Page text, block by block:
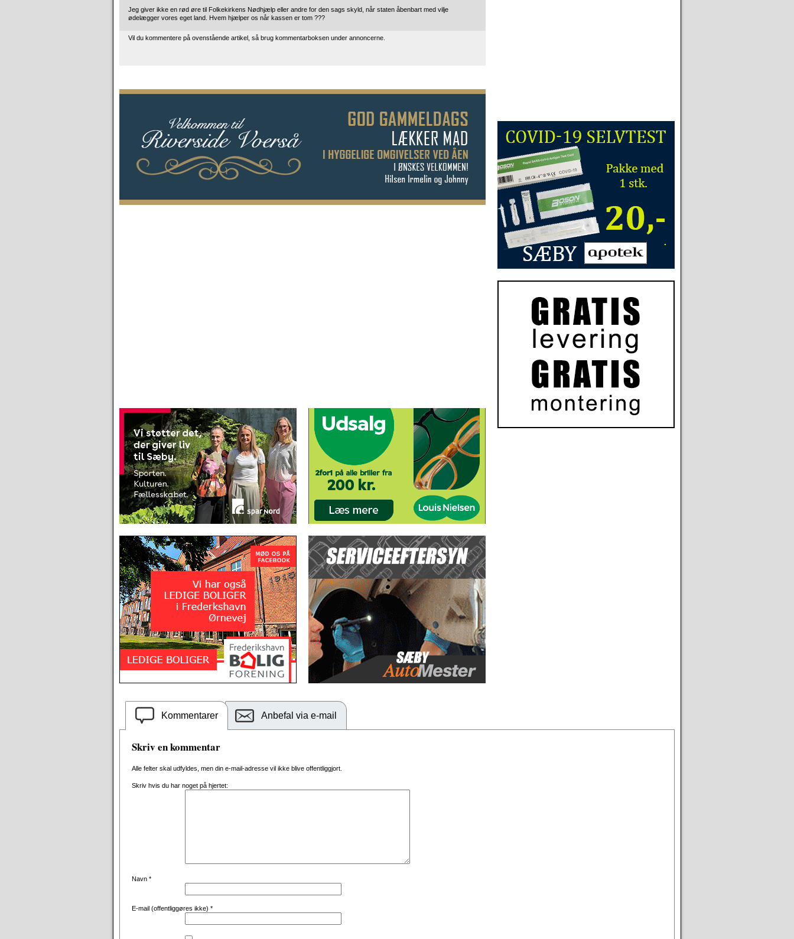
Jeg giver ikke en rød øre til Folkekirkens Nødhjælp eller andre for den sags skyld, når staten åbenbart med vilje
ødelægger vores eget land. Hvem hjælper os når kassen er tom ???
Vil du kommentere på ovenstående artikel, så brug kommentarboksen under annoncerne.
Kommentarer Anbefal via e-mail
Skriv en kommentar
Alle felter skal udfyldes, men din e-mail-adresse vil ikke blive offentliggjort.
Skriv hvis du har noget på hjertet:
Navn *
E-mail (offentliggøres ikke) *